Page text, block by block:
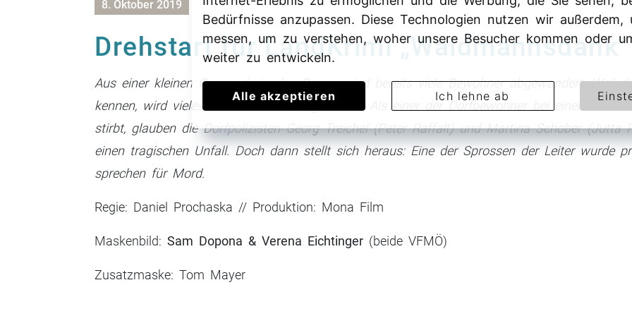
Bedürfnisse anzupassen. Diese Technologien nutzen wir außerdem,
messen, um zu verstehen, woher unsere Besucher kommen oder
weiter zu entwickeln.
Alle akzeptieren Ich lehne ab
8. Oktober 2019
Drehstart für LandKrimi „Waidmannsdank“
Aus einer kleinen Gemeinde in den Bergen sind bereits viele Bewohner abgewandert. Weil
kennen, wird vieles untereinander ausgemacht. Als einer der Dorfbewohner bei einem Sturz
stirbt, glauben die Dorfpolizisten Georg Treichel (Peter Raffalt) und Martina Schober (Jutta
einen tragischen Unfall. Doch dann stellt sich heraus: Eine der Sprossen der Leiter wurde
sprechen für Mord.
Regie: Daniel Prochaska // Produktion: Mona Film
Maskenbild:Sam Dopona & Verena Eichtinger (beide VFMÖ)
Zusatzmaske: Tom Mayer